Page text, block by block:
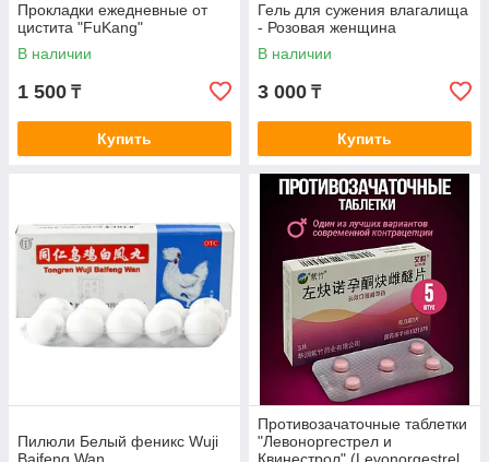
Прокладки ежедневные от
цистита "FuKang"
В наличии
1 500 ₸
Купить
Гель для сужения влагалища
- Розовая женщина
В наличии
3 000 ₸
Купить
Пилюли Белый феникс Wuji
Противозачаточные таблетки
"Левоноргестрел и